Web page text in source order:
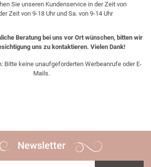
Sie unseren Kundenservice in der Zeit von
Zeit von 9-18 Uhr und Sa. von 9-14 Uhr
Beratung bei uns vor Ort wünschen, bitten wir
uns zu kontaktieren. Vielen Dank!
Bitte keine unaufgeforderten Werbeanrufe oder E-
Mails.
Newsletter